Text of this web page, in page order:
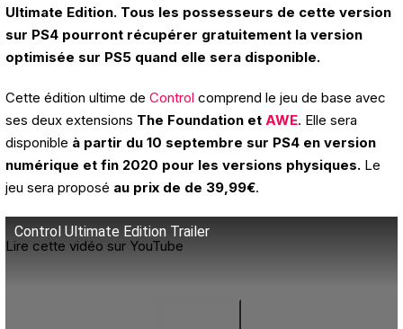
Ultimate Edition. Tous les possesseurs de cette version
sur PS4 pourront récupérer gratuitement la version
optimisée sur PS5 quand elle sera disponible.
Cette édition ultime de Control comprend le jeu de base avec
ses deux extensions The Foundation et AWE. Elle sera
disponible à partir du 10 septembre sur PS4 en version
numérique et fin 2020 pour les versions physiques. Le
jeu sera proposé au prix de de 39,99€.
Control Ultimate Edition Trailer
Lire cette vidéo sur YouTube